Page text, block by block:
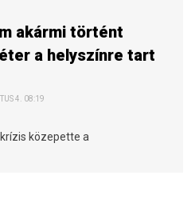
akármi történt
a helyszínre tart
4. 08:19
közepette a